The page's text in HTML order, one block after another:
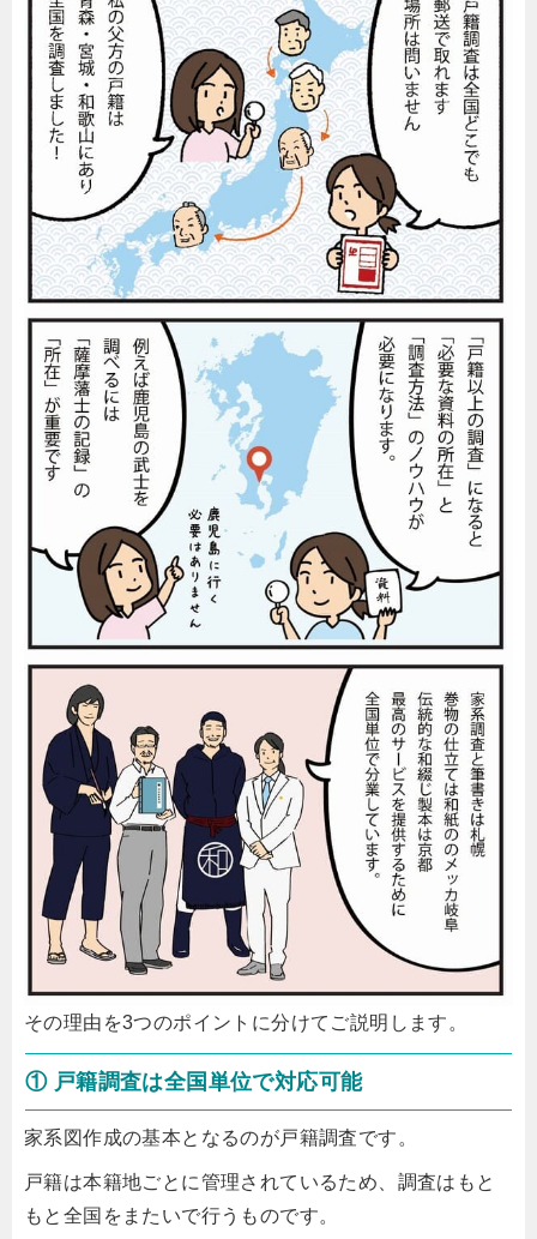
その理由を3つのポイントに分けてご説明します。
① 戸籍調査は全国単位で対応可能
家系図作成の基本となるのが戸籍調査です。
戸籍は本籍地ごとに管理されているため、調査はもと
もと全国をまたいで行うものです。